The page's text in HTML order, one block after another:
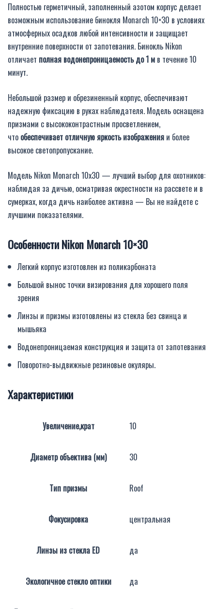
Полностью герметичный, заполненный азотом корпус делает
возможным использование бинокля Monarch 10×30 в условиях
атмосферных осадков любой интенсивности и защищает
внутренние поверхности от запотевания. Бинокль Nikon
отличает полная водонепроницаемость до 1 м в течение 10
минут.
Небольшой размер и обрезиненный корпус, обеспечивают
надежную фиксацию в руках наблюдателя. Модель оснащена
призмами с высококонтрастным просветлением,
что обеспечивает отличную яркость изображения и более
высокое светопропускание.
Модель Nikon Monarch 10х30 — лучший выбор для охотников:
наблюдая за дичью, осматривая окрестности на рассвете и в
сумерках, когда дичь наиболее активна — Вы не найдете с
лучшими показателями.
Особенности Nikon Monarch 10×30
Легкий корпус изготовлен из поликарбоната
Большой вынос точки визирования для хорошего поля
зрения
Линзы и призмы изготовлены из стекла без свинца и
мышьяка
Водонепроницаемая конструкция и защита от запотевания
Поворотно-выдвижные резиновые окуляры.
Характеристики
Увеличение,крат 10
Диаметр объектива (мм) 30
Тип призмы Roof
Фокусировка центральная
Линзы из стекла ED да
Экологичное стекло оптики да